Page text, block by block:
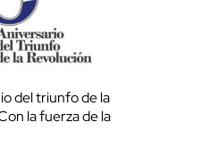
del triunfo de la
la fuerza de la